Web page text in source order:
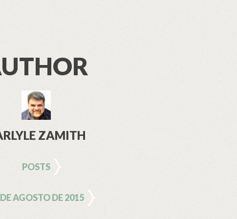
ZAMITH
POSTS
AGOSTO DE 2015